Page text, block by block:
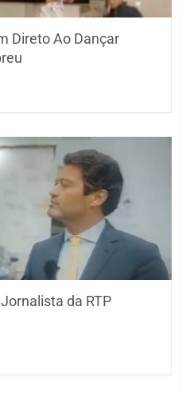
Direto Ao Dançar
da RTP